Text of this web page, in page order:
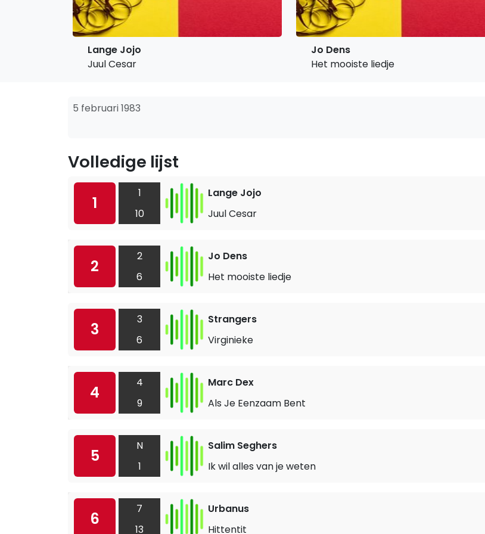
Lange Jojo
Juul Cesar
Jo Dens
Het mooiste liedje
5 februari 1983
Volledige lijst
1
1
10
Lange Jojo
Juul Cesar
2
2
6
Jo Dens
Het mooiste liedje
3
3
6
Strangers
Virginieke
4
4
9
Marc Dex
Als Je Eenzaam Bent
5
N
1
Salim Seghers
Ik wil alles van je weten
6
7
13
Urbanus
Hittentit